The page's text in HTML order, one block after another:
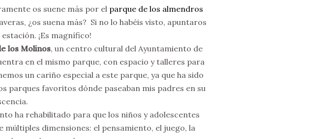
os suene más por el parque de los almendros
¿os suena más? Si no lo habéis visto, apuntaros
¡Es magnífico!
los Molinos, un centro cultural del Ayuntamiento de
en el mismo parque, con espacio y talleres para
un cariño especial a este parque, ya que ha sido
parques favoritos dónde paseaban mis padres en su
ha rehabilitado para que los niños y adolescentes
dimensiones: el pensamiento, el juego, la